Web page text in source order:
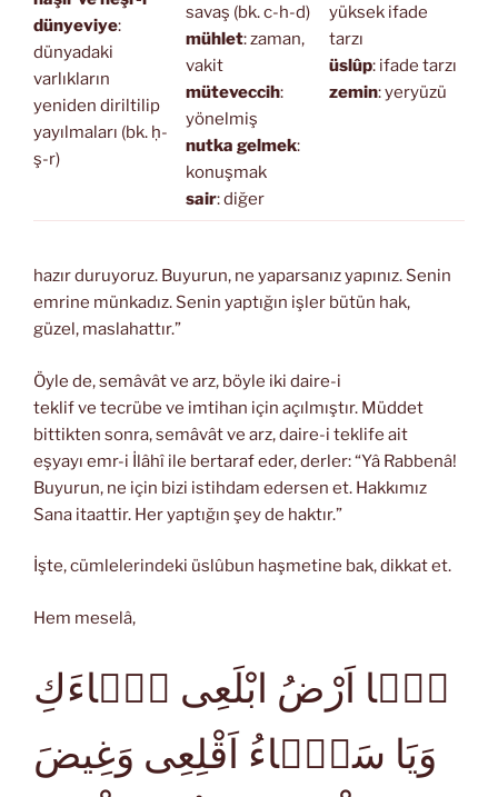
dünyeviye:
dünyadaki
varlıkların
yeniden diriltilip
yayılmaları (bk. ḥ-
ş-r)
savaş (bk. c-h-d)
mühlet: zaman,
vakit
müteveccih:
yönelmiş
nutka gelmek:
konuşmak
sair: diğer
yüksek ifade
tarzı
üslûp: ifade tarzı
zemin: yeryüzü
hazır duruyoruz. Buyurun, ne yaparsanız yapınız. Senin
emrine münkadız. Senin yaptığın işler bütün hak,
güzel, maslahattır.”
Öyle de, semâvât ve arz, böyle iki daire-i
teklif ve tecrübe ve imtihan için açılmıştır. Müddet
bittikten sonra, semâvât ve arz, daire-i teklife ait
eşyayı emr-i İlâhî ile bertaraf eder, derler: “Yâ Rabbenâ!
Buyurun, ne için bizi istihdam edersen et. Hakkımız
Sana itaattir. Her yaptığın şey de haktır.”
İşte, cümlelerindeki üslûbun haşmetine bak, dikkat et.
Hem meselâ,
يَۤا اَرْضُ ابْلَعِى مَۤاءَكِ
وَيَا سَمَۤاءُ اَقْلِعِى وَغِيضَ